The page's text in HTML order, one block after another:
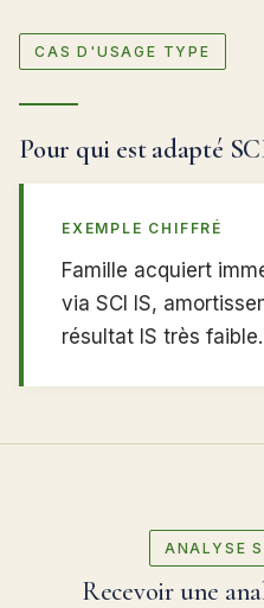
CAS D'USAGE TYPE
Pour qui est adapté
EXEMPLE CHIFFRÉ
Famille acquiert
via SCI IS,
résultat IS très faible.
ANALYSE
Recevoir une